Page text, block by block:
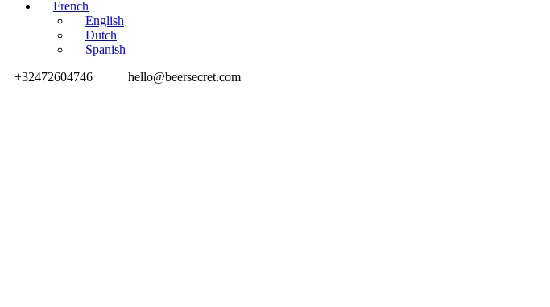
French
English
Dutch
Spanish
+32472604746
hello@beersecret.com